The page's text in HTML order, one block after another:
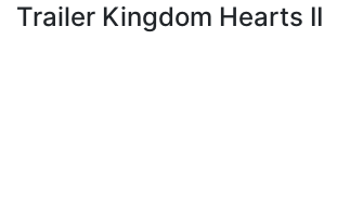
Trailer Kingdom Hearts II